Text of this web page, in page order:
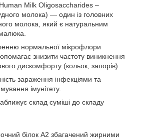
Milk Oligosaccharides –
молока) — один із головних
молока, який є натуральним
нормальної мікрофлори
знизити частоту виникнення
дискомфорту (кольок, запорів).
зараження інфекціями та
імунітету.
склад суміші до складу
білок А2 збагачений жирними